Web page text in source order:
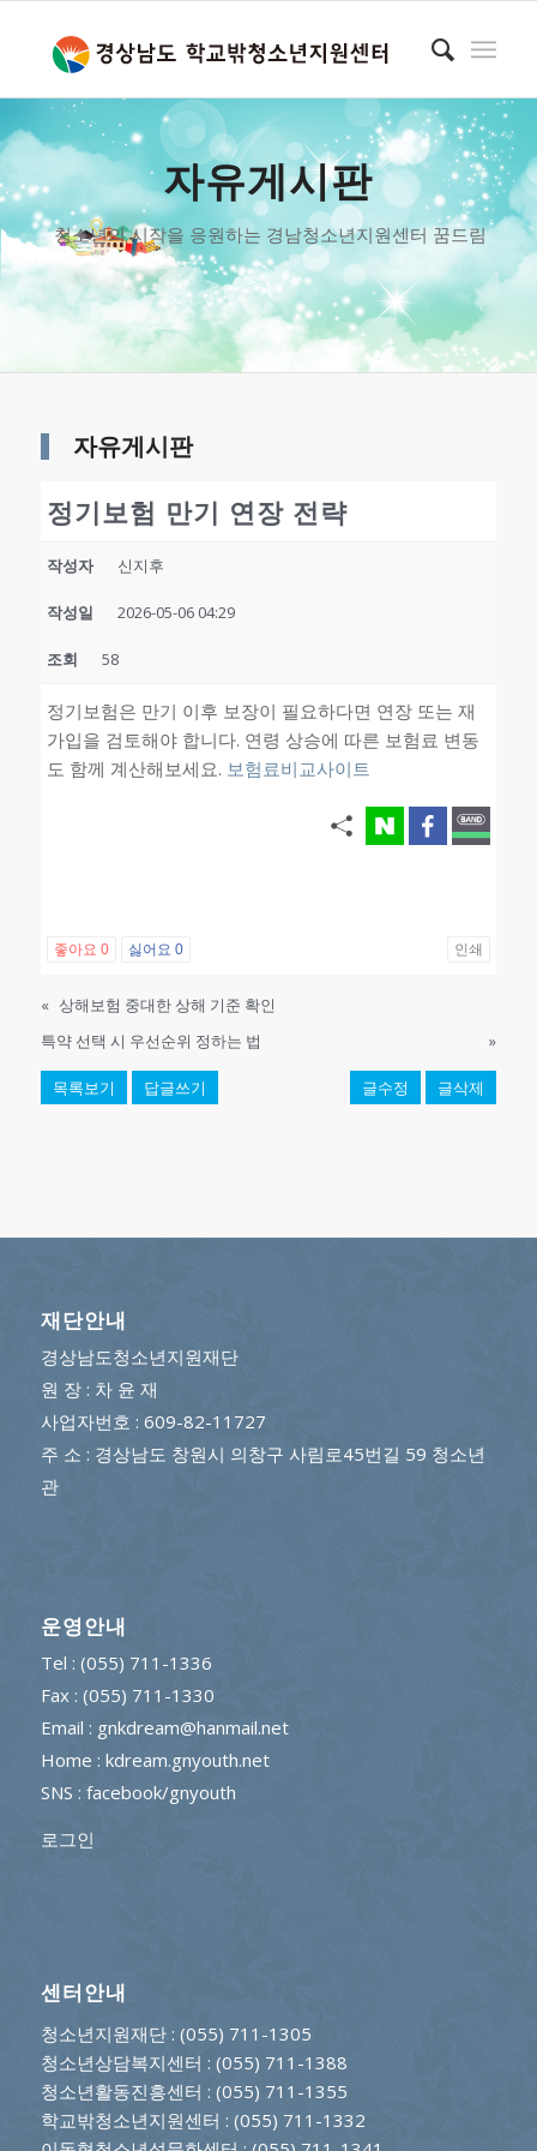
자유게시판
청소년의 시작을 응원하는 경남청소년지원센터 꿈드림
자유게시판
정기보험 만기 연장 전략
작성자 신지후
작성일 2026-05-06 04:29
조회 58
정기보험은 만기 이후 보장이 필요하다면 연장 또는 재
가입을 검토해야 합니다. 연령 상승에 따른 보험료 변동
도 함께 계산해보세요. 보험료비교사이트
좋아요 0 싫어요 0 인쇄
« 상해보험 중대한 상해 기준 확인
특약 선택 시 우선순위 정하는 법
»
목록보기 답글쓰기 글수정 글삭제
재단안내
경상남도청소년지원재단
원 장 : 차 윤 재
사업자번호 : 609-82-11727
주 소 : 경상남도 창원시 의창구 사림로45번길 59 청소년
관
운영안내
Tel : (055) 711-1336
Fax : (055) 711-1330
Email : gnkdream@hanmail.net
Home : kdream.gnyouth.net
SNS : facebook/gnyouth
로그인
센터안내
청소년지원재단: (055) 711-1305
청소년상담복지센터 : (055) 711-1388
청소년활동진흥센터 : (055) 711-1355
학교밖청소년지원센터 : (055) 711-1332